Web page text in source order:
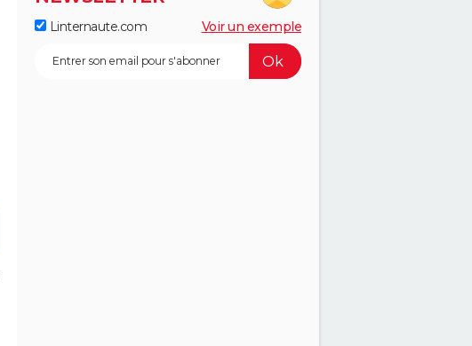
Linternaute.com Voir un exemple